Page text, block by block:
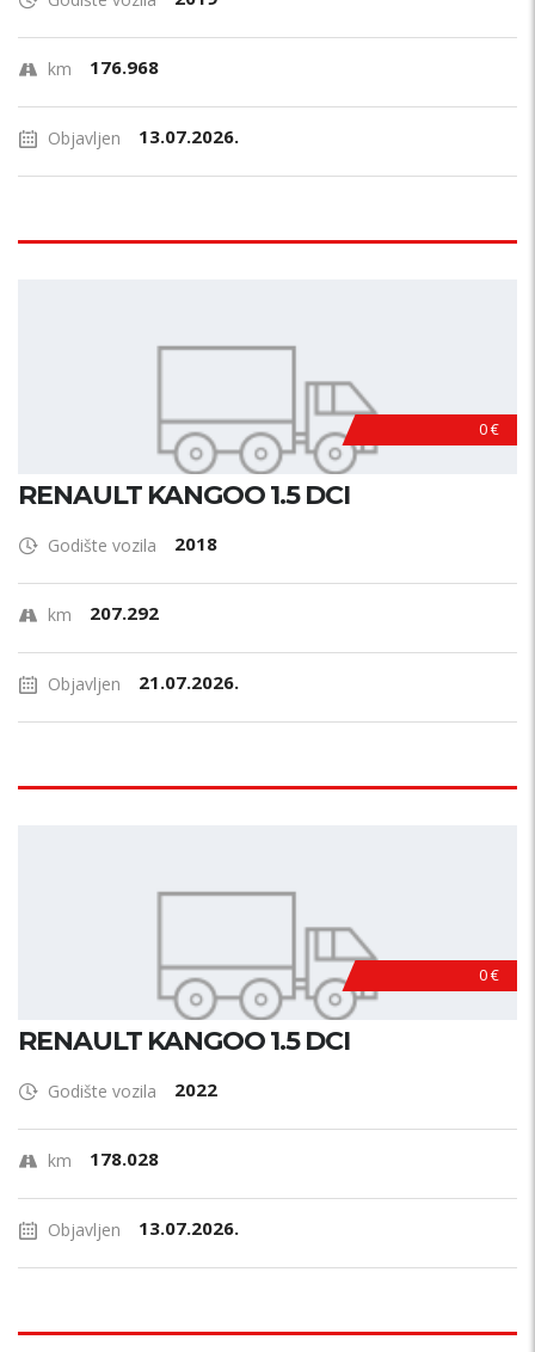
km 176.968
Objavljen 13.07.2026.
0 €
RENAULT KANGOO 1.5 DCI
Godište vozila 2018
km 207.292
Objavljen 21.07.2026.
0 €
RENAULT KANGOO 1.5 DCI
Godište vozila 2022
km 178.028
Objavljen 13.07.2026.